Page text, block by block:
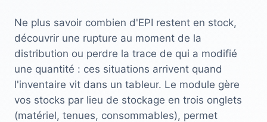
Ne plus savoir combien d'EPI restent en stock,
découvrir une rupture au moment de la
distribution ou perdre la trace de qui a modifié
une quantité : ces situations arrivent quand
l'inventaire vit dans un tableur. Le module gère
vos stocks par lieu de stockage en trois onglets
(matériel, tenues, consommables), permet